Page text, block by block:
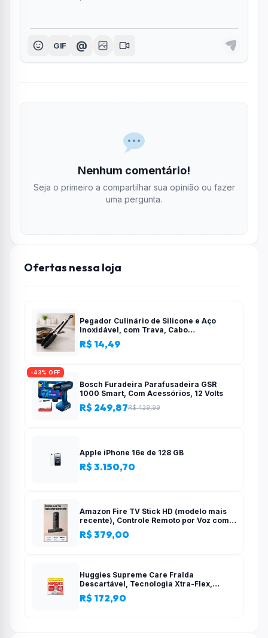
GIF @
Nenhum comentário!
Seja o primeiro a compartilhar sua opinião ou fazer
uma pergunta.
Ofertas nessa loja
Pegador Culinário de Silicone e Aço
Inoxidável, com Trava, Cabo
Antiderrapante, Multiuso, Preto, de 28
cm, Para salada, pastas, cozinha
R$ 14,49
-43% OFF
Bosch Furadeira Parafusadeira GSR
1000 Smart, Com Acessórios, 12 Volts
R$ 249,87R$ 439,99
Apple iPhone 16e de 128 GB
R$ 3.150,70
Amazon Fire TV Stick HD (modelo mais
recente), Controle Remoto por Voz com
Alexa, alimentado pela TV, com
configuração simples
R$ 379,00
Huggies Supreme Care Fralda
Descartável, Tecnologia Xtra-Flex,
Canais em X, Máxima Proteção, XG, 140
Unidades
R$ 172,90